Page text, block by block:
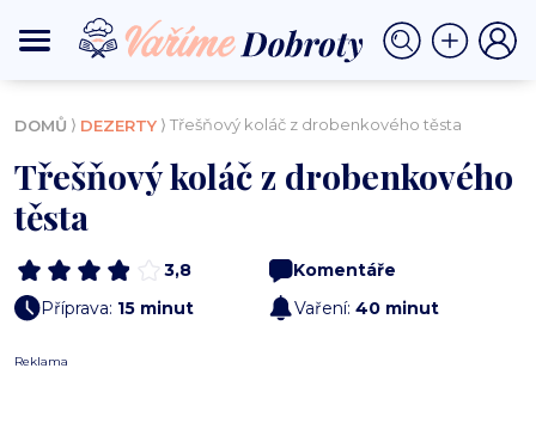
DOMŮ ⟩ DEZERTY ⟩ Třešňový koláč z drobenkového těsta
Třešňový koláč z drobenkového
těsta
3,8
Komentáře
Příprava: 15 minut Vaření: 40 minut
Reklama